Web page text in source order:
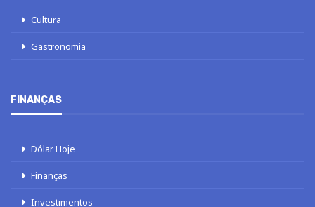
Cultura
Gastronomia
FINANÇAS
Dólar Hoje
Finanças
Investimentos